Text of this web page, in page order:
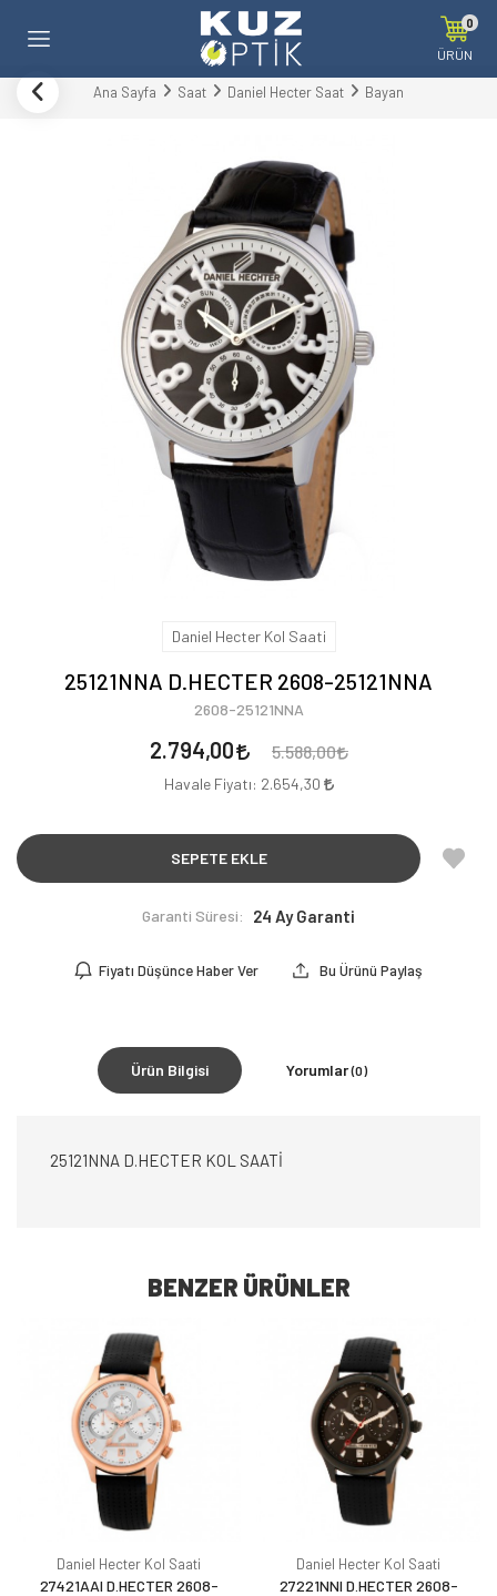
0
ÜRÜN
Ana Sayfa Saat Daniel Hecter Saat Bayan
Daniel Hecter Kol Saati
25121NNA D.HECTER 2608-25121NNA
2608-25121NNA
2.794,00 5.588,00
Havale Fiyatı: 2.654,30
SEPETE EKLE
Garanti Süresi: 24 Ay Garanti
Fiyatı Düşünce Haber Ver Bu Ürünü Paylaş
Ürün Bilgisi Yorumlar(0)
25121NNA D.HECTER KOL SAATİ
BENZER ÜRÜNLER
Daniel Hecter Kol Saati
27421AAI D.HECTER 2608-
Daniel Hecter Kol Saati
27221NNI D.HECTER 2608-